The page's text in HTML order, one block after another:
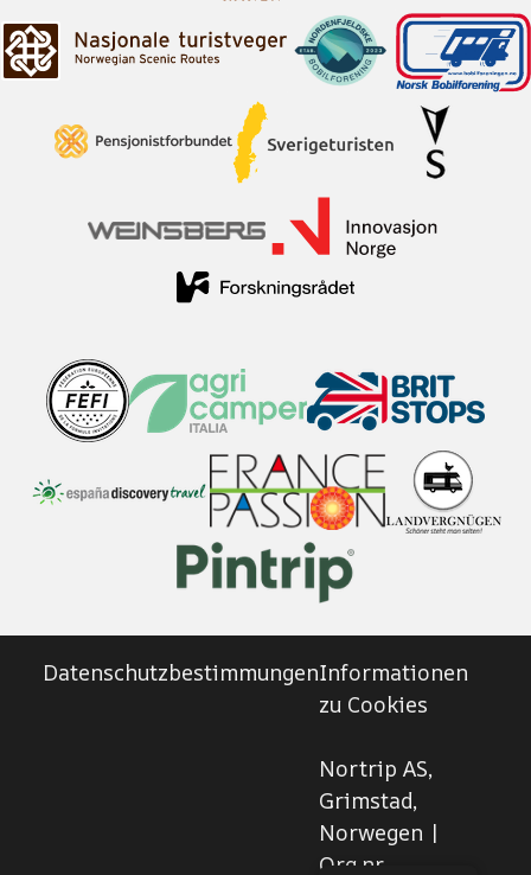
DatenschutzbestimmungenInformationen
zu Cookies
Nortrip AS,
Grimstad,
Norwegen |
Org.nr.